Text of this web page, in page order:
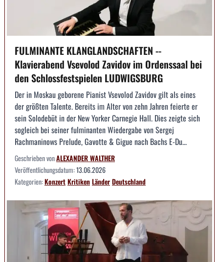
FULMINANTE KLANGLANDSCHAFTEN --
Klavierabend Vsevolod Zavidov im Ordenssaal bei
den Schlossfestspielen LUDWIGSBURG
Der in Moskau geborene Pianist Vsevolod Zavidov gilt als eines
der größten Talente. Bereits im Alter von zehn Jahren feierte er
sein Solodebüt in der New Yorker Carnegie Hall. Dies zeigte sich
sogleich bei seiner fulminanten Wiedergabe von Sergej
Rachmaninows Prelude, Gavotte & Gigue nach Bachs E-Du...
Geschrieben vonALEXANDER WALTHER
Veröffentlichungsdatum:13.06.2026
Kategorien:KonzertKritikenLänderDeutschland